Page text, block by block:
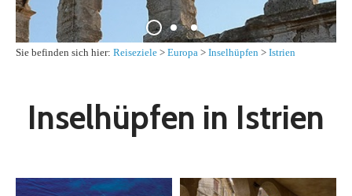
Sie befinden sich hier: Reiseziele > Europa > Inselhüpfen > Istrien
Inselhüpfen in Istrien